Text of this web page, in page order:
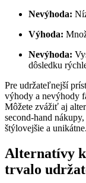
Nevýhoda:
Výhoda:
Nevýhoda:
dôsledku
Pre udržateľnejší
výhody a nevýhody
Môžete zvážiť aj
second-hand
štýlovejšie a unikátne.
Alternatívy
trvalo